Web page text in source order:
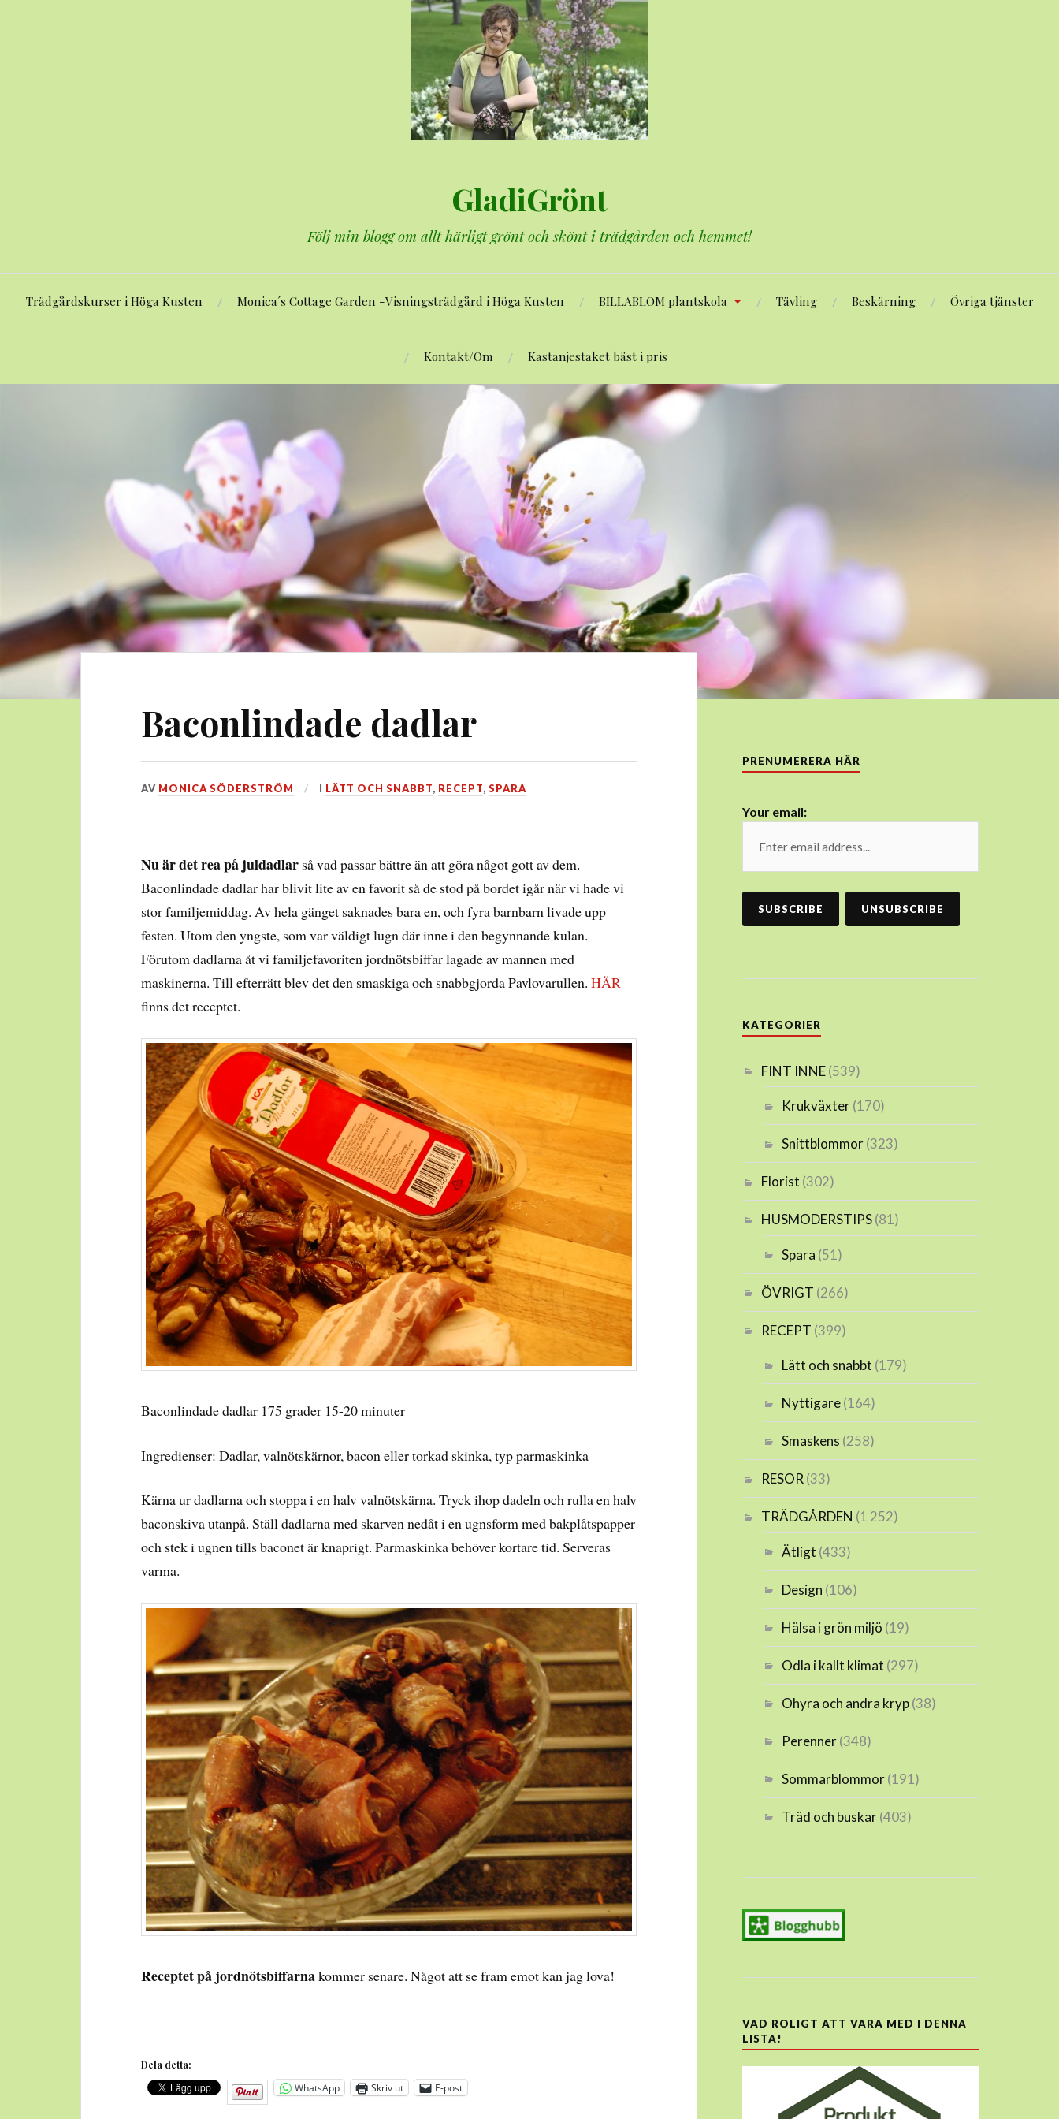
GladiGrönt
Följ min blogg om allt härligt grönt och skönt i trädgården och hemmet!
Trädgårdskurser i Höga Kusten Monica´s Cottage Garden -Visningsträdgård i Höga Kusten BILLABLOM plantskola Tävling Beskärning Övriga tjänster
Kontakt/Om Kastanjestaket bäst i pris
Baconlindade dadlar
DEN
AV MONICA SÖDERSTRÖM I LÄTT OCH SNABBT, RECEPT, SPARA
Nu är det rea på juldadlar så vad passar bättre än att göra något gott av dem.
Baconlindade dadlar har blivit lite av en favorit så de stod på bordet igår när vi hade vi
stor familjemiddag. Av hela gänget saknades bara en, och fyra barnbarn livade upp
festen. Utom den yngste, som var väldigt lugn där inne i den begynnande kulan.
Förutom dadlarna åt vi familjefavoriten jordnötsbiffar lagade av mannen med
maskinerna. Till efterrätt blev det den smaskiga och snabbgjorda Pavlovarullen.HÄR
finns det receptet.
Baconlindade dadlar 175 grader 15-20 minuter
Ingredienser: Dadlar, valnötskärnor, bacon eller torkad skinka, typ parmaskinka
Kärna ur dadlarna och stoppa i en halv valnötskärna. Tryck ihop dadeln och rulla en halv
baconskiva utanpå. Ställ dadlarna med skarven nedåt i en ugnsform med bakplåtspapper
och stek i ugnen tills baconet är knaprigt. Parmaskinka behöver kortare tid. Serveras
varma.
Receptet på jordnötsbiffarnakommer senare. Något att se fram emot kan jag lova!
Dela detta:
WhatsApp Skriv ut E-post
PRENUMERERA HÄR
Your email:
KATEGORIER
FINT INNE(539)
Krukväxter(170)
Snittblommor(323)
Florist (302)
HUSMODERSTIPS(81)
Spara (51)
ÖVRIGT (266)
RECEPT (399)
Lätt och snabbt (179)
Nyttigare(164)
Smaskens (258)
RESOR (33)
TRÄDGÅRDEN (1 252)
Ätligt (433)
Design (106)
Hälsa i grön miljö (19)
Odla i kallt klimat (297)
Ohyra och andra kryp(38)
Perenner(348)
Sommarblommor(191)
Träd och buskar(403)
VAD ROLIGT ATT VARA MED I DENNA
LISTA!